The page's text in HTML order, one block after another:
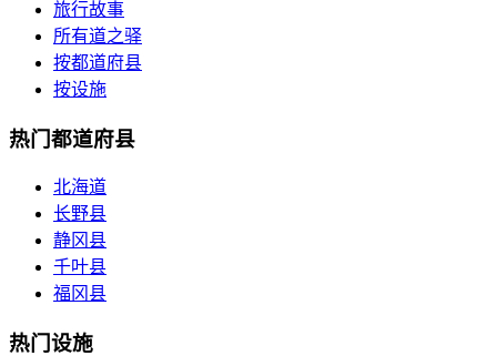
旅行故事
所有道之驿
按都道府县
按设施
热门都道府县
北海道
长野县
静冈县
千叶县
福冈县
热门设施